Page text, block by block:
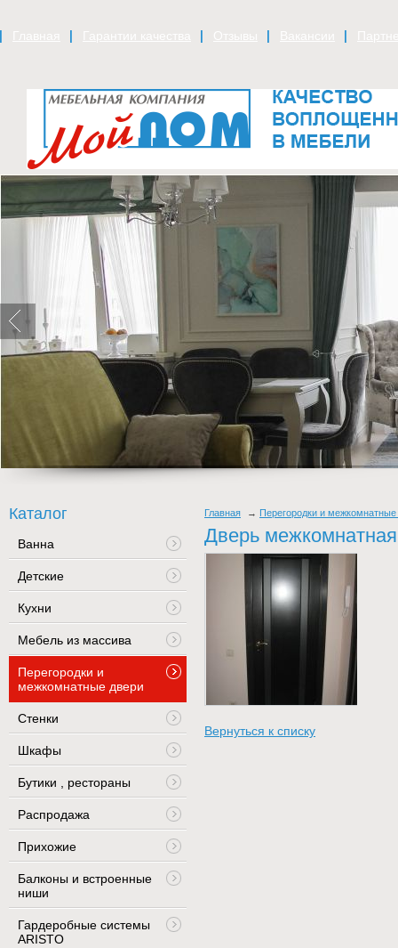
Главная Перегородки и межкомнатные
Дверь межкомнатная
Вернуться к списку
Каталог
Ванна
Детские
Кухни
Мебель из массива
Перегородки и
межкомнатные двери
Стенки
Шкафы
Бутики , рестораны
Распродажа
Прихожие
Балконы и встроенные
ниши
Гардеробные системы
ARISTO